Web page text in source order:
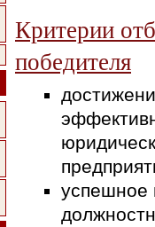
Критерии
победителя
успешное